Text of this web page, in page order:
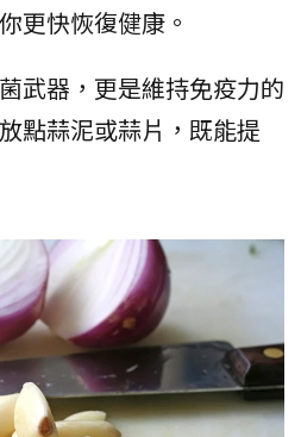
更快恢復健康。
武器，更是維持免疫力的
點蒜泥或蒜片，既能提